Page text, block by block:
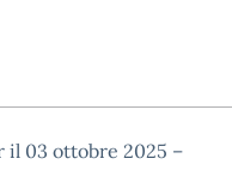
il 03 ottobre 2025 –